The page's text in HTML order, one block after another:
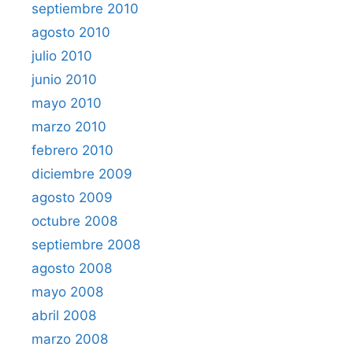
septiembre 2010
agosto 2010
julio 2010
junio 2010
mayo 2010
marzo 2010
febrero 2010
diciembre 2009
agosto 2009
octubre 2008
septiembre 2008
agosto 2008
mayo 2008
abril 2008
marzo 2008